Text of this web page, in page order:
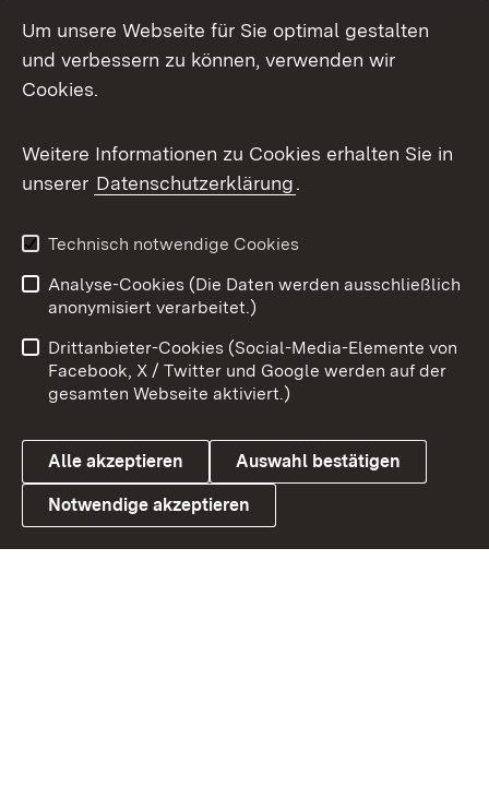
Facebook
X / Twitter
Youtube
Link zum Landesportal
Impressum
Kontakt
Barrierefreiheit
Datenschutz
Cookies
Um unsere Webseite für Sie optimal gestalten
und verbessern zu können, verwenden wir
Cookies.
Weitere Informationen zu Cookies erhalten Sie in
unserer Datenschutzerklärung.
Technisch notwendige Cookies
Analyse-Cookies (Die Daten werden ausschließlich
anonymisiert verarbeitet.)
Drittanbieter-Cookies (Social-Media-Elemente von
Facebook, X / Twitter und Google werden auf der
gesamten Webseite aktiviert.)
Alle akzeptieren Auswahl bestätigen
Notwendige akzeptieren